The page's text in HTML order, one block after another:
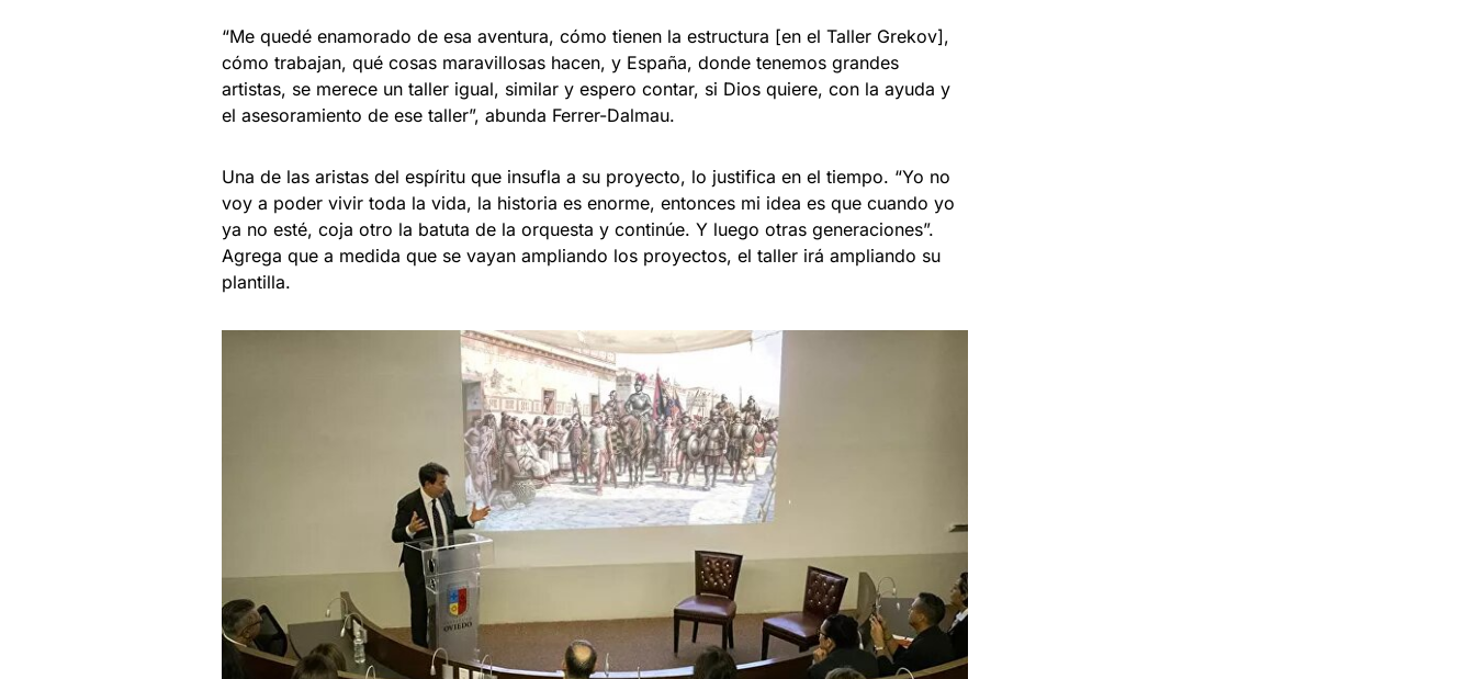
“Me quedé enamorado de esa aventura, cómo tienen la estructura [en el Taller Grekov],
cómo trabajan, qué cosas maravillosas hacen, y España, donde tenemos grandes
artistas, se merece un taller igual, similar y espero contar, si Dios quiere, con la ayuda y
el asesoramiento de ese taller”, abunda Ferrer-Dalmau.
Una de las aristas del espíritu que insufla a su proyecto, lo justifica en el tiempo. “Yo no
voy a poder vivir toda la vida, la historia es enorme, entonces mi idea es que cuando yo
ya no esté, coja otro la batuta de la orquesta y continúe. Y luego otras generaciones”.
Agrega que a medida que se vayan ampliando los proyectos, el taller irá ampliando su
plantilla.